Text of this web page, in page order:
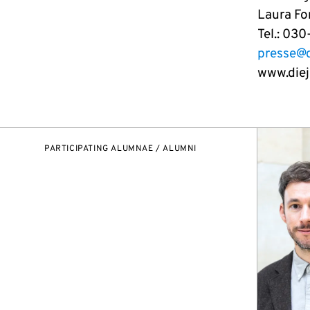
Laura
Tel.:
PARTICIPATING ALUMNAE / ALUMNI